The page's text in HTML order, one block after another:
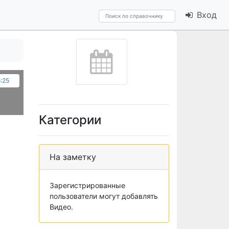
Вход
Категории
На заметку
Зарегистрированные
пользователи могут добавлять
Видео.